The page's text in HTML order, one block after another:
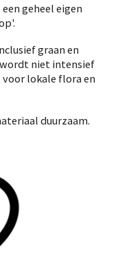
geheel eigen
graan en
wordt niet intensief
lokale flora en
duurzaam.